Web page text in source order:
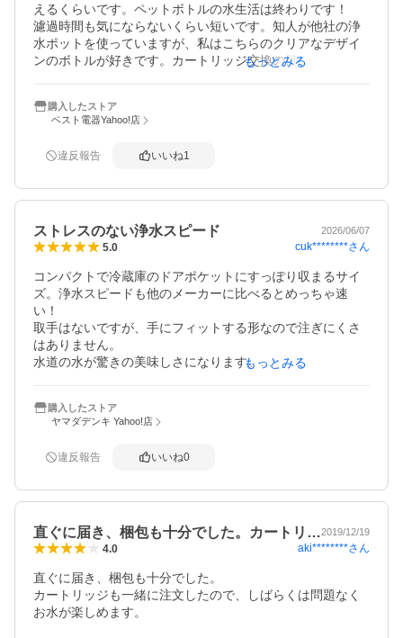
えるくらいです。ペットボトルの水生活は終わりです！
濾過時間も気にならないくらい短いです。知人が他社の浄
水ポットを使っていますが、私はこちらのクリアなデザイ
ンのボトルが好きです。カートリッジ交換の目安もついて
もっとみる
購入したストア
ベスト電器Yahoo!店
違反報告 いいね1
ストレスのない浄水スピード 2026/06/07
5.0 cuk********さん
コンパクトで冷蔵庫のドアポケットにすっぽり収まるサイ
ズ。浄水スピードも他のメーカーに比べるとめっちゃ速
い！
取手はないですが、手にフィットする形なので注ぎにくさ
はありません。
水道の水が驚きの美味しさになります。
少量タイプが理にかなっている気がします。
もっとみる
購入したストア
ヤマダデンキ Yahoo!店
違反報告 いいね0
直ぐに届き、梱包も十分でした。カートリ…2019/12/19
4.0 aki********さん
直ぐに届き、梱包も十分でした。
カートリッジも一緒に注文したので、しばらくは問題なく
お水が楽しめます。